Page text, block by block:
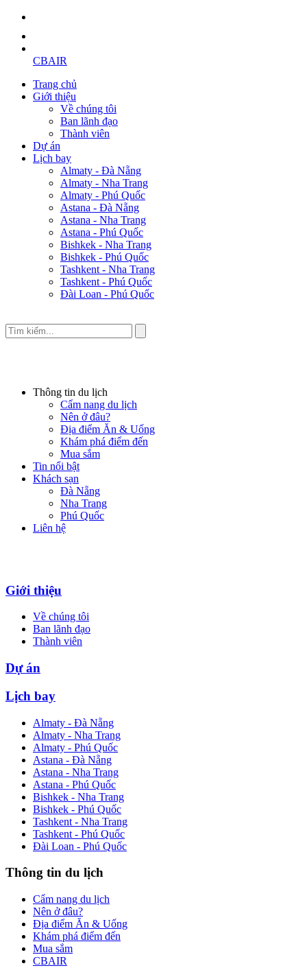
CBAIR
Trang chủ
Giới thiệu
Về chúng tôi
Ban lãnh đạo
Thành viên
Dự án
Lịch bay
Almaty - Đà Nẵng
Almaty - Nha Trang
Almaty - Phú Quốc
Astana - Đà Nẵng
Astana - Nha Trang
Astana - Phú Quốc
Bishkek - Nha Trang
Bishkek - Phú Quốc
Tashkent - Nha Trang
Tashkent - Phú Quốc
Đài Loan - Phú Quốc
Thông tin du lịch
Cẩm nang du lịch
Nên ở đâu?
Địa điểm Ăn & Uống
Khám phá điểm đến
Mua sắm
Tin nổi bật
Khách sạn
Đà Nẵng
Nha Trang
Phú Quốc
Liên hệ
Giới thiệu
Về chúng tôi
Ban lãnh đạo
Thành viên
Dự án
Lịch bay
Almaty - Đà Nẵng
Almaty - Nha Trang
Almaty - Phú Quốc
Astana - Đà Nẵng
Astana - Nha Trang
Astana - Phú Quốc
Bishkek - Nha Trang
Bishkek - Phú Quốc
Tashkent - Nha Trang
Tashkent - Phú Quốc
Đài Loan - Phú Quốc
Thông tin du lịch
Cẩm nang du lịch
Nên ở đâu?
Địa điểm Ăn & Uống
Khám phá điểm đến
Mua sắm
CBAIR